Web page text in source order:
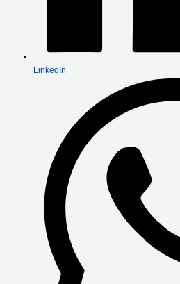
LinkedIn